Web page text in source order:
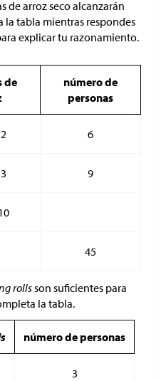
de arroz seco alcanzarán
la tabla mientras respondes
explicar tu razonamiento.
de
número de
personas
2 6
3 9
45
rollsson suficientes para
la tabla.
número de personas
3